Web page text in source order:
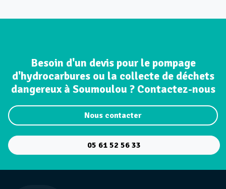
Besoin d'un devis pour le pompage
d'hydrocarbures ou la collecte de déchets
dangereux à Soumoulou ? Contactez-nous
Nous contacter
05 61 52 56 33